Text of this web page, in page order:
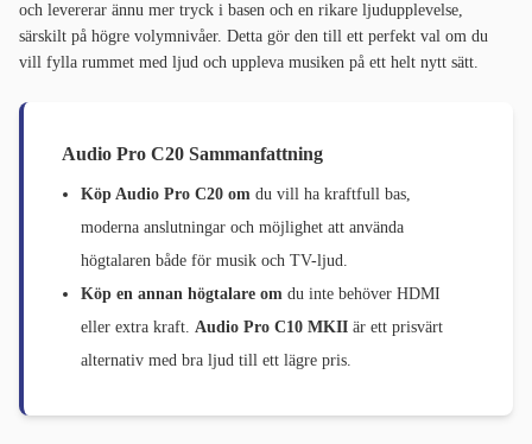
och levererar ännu mer tryck i basen och en rikare ljudupplevelse,
särskilt på högre volymnivåer. Detta gör den till ett perfekt val om du
vill fylla rummet med ljud och uppleva musiken på ett helt nytt sätt.
Audio Pro C20 Sammanfattning
Köp Audio Pro C20 om du vill ha kraftfull bas,
moderna anslutningar och möjlighet att använda
högtalaren både för musik och TV-ljud.
Köp en annan högtalare om du inte behöver HDMI
eller extra kraft. Audio Pro C10 MKII är ett prisvärt
alternativ med bra ljud till ett lägre pris.